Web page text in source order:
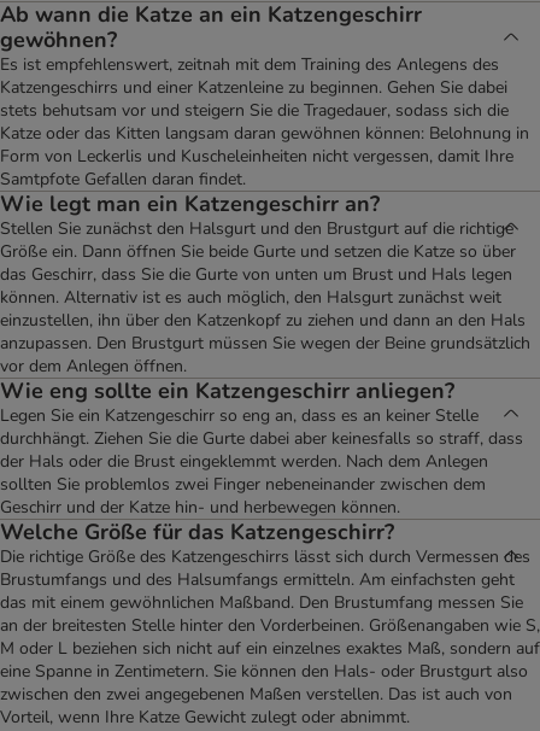
Ab wann die Katze an ein Katzengeschirr
gewöhnen?
Es ist empfehlenswert, zeitnah mit dem Training des Anlegens des
Katzengeschirrs und einer Katzenleine zu beginnen. Gehen Sie dabei
stets behutsam vor und steigern Sie die Tragedauer, sodass sich die
Katze oder das Kitten langsam daran gewöhnen können: Belohnung in
Form von Leckerlis und Kuscheleinheiten nicht vergessen, damit Ihre
Samtpfote Gefallen daran findet.
Wie legt man ein Katzengeschirr an?
Stellen Sie zunächst den Halsgurt und den Brustgurt auf die richtige
Größe ein. Dann öffnen Sie beide Gurte und setzen die Katze so über
das Geschirr, dass Sie die Gurte von unten um Brust und Hals legen
können. Alternativ ist es auch möglich, den Halsgurt zunächst weit
einzustellen, ihn über den Katzenkopf zu ziehen und dann an den Hals
anzupassen. Den Brustgurt müssen Sie wegen der Beine grundsätzlich
vor dem Anlegen öffnen.
Wie eng sollte ein Katzengeschirr anliegen?
Legen Sie ein Katzengeschirr so eng an, dass es an keiner Stelle
durchhängt. Ziehen Sie die Gurte dabei aber keinesfalls so straff, dass
der Hals oder die Brust eingeklemmt werden. Nach dem Anlegen
sollten Sie problemlos zwei Finger nebeneinander zwischen dem
Geschirr und der Katze hin- und herbewegen können.
Welche Größe für das Katzengeschirr?
Die richtige Größe des Katzengeschirrs lässt sich durch Vermessen des
Brustumfangs und des Halsumfangs ermitteln. Am einfachsten geht
das mit einem gewöhnlichen Maßband. Den Brustumfang messen Sie
an der breitesten Stelle hinter den Vorderbeinen. Größenangaben wie S,
M oder L beziehen sich nicht auf ein einzelnes exaktes Maß, sondern auf
eine Spanne in Zentimetern. Sie können den Hals- oder Brustgurt also
zwischen den zwei angegebenen Maßen verstellen. Das ist auch von
Vorteil, wenn Ihre Katze Gewicht zulegt oder abnimmt.